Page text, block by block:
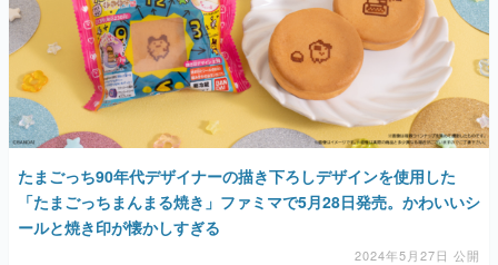
たまごっち90年代デザイナーの描き下ろしデザインを使用した
「たまごっちまんまる焼き」ファミマで5月28日発売。かわいいシ
ールと焼き印が懐かしすぎる
2024年5月27日 公開